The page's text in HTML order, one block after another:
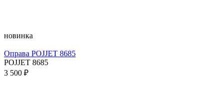
новинка
Оправа POJJET 8685
POJJET 8685
3 500 ₽